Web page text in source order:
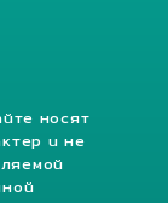
носят
и не